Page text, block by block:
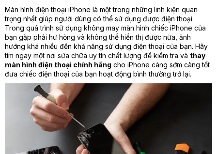
Màn hình điện thoại iPhone là một trong những linh kiện quan
trọng nhất giúp người dùng có thể sử dụng được điện thoại.
Trong quá trình sử dụng không may màn hình chiếc iPhone của
bạn gặp phải hư hỏng và không thể hiển thị được nữa, ảnh
hưởng khá nhiều đến khả năng sử dụng điện thoại của bạn. Hãy
tìm ngay một nơi sửa chữa uy tín chất lượng để kiểm tra và thay
màn hình điện thoại chính hãng cho iPhone càng sớm càng tốt
đưa chiếc điện thoại của bạn hoạt động bình thường trở lại.